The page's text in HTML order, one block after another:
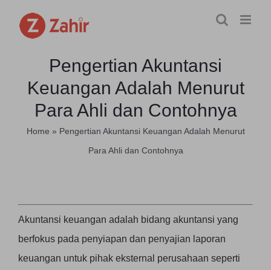
Pengertian Akuntansi
Keuangan Adalah Menurut
Para Ahli dan Contohnya
Home » Pengertian Akuntansi Keuangan Adalah Menurut
Para Ahli dan Contohnya
Akuntansi keuangan adalah bidang akuntansi yang
berfokus pada penyiapan dan penyajian laporan
keuangan untuk pihak eksternal perusahaan seperti